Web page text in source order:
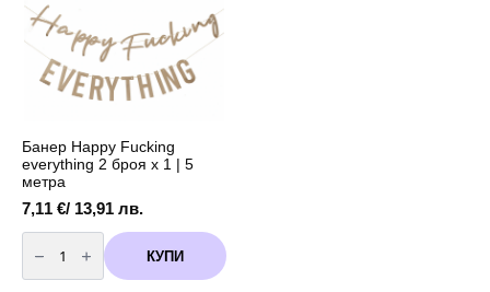
Банер Happy Fucking
everything 2 броя х 1 | 5
метра
7,11 €/ 13,91 лв.
количество
за
Банер
Happy
КУПИ